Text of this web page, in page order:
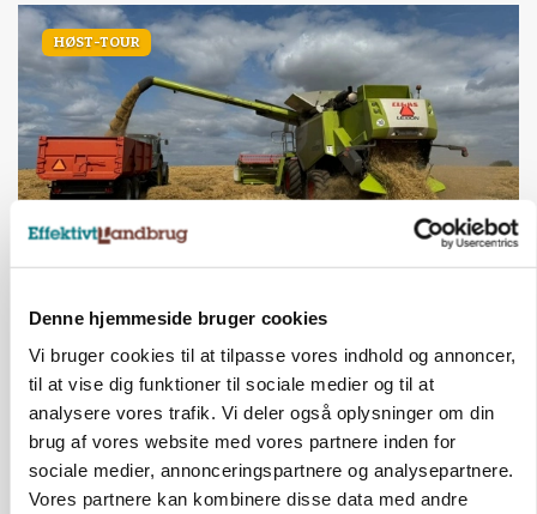
Denne hjemmeside bruger cookies
Vi bruger cookies til at tilpasse vores indhold og annoncer,
til at vise dig funktioner til sociale medier og til at
analysere vores trafik. Vi deler også oplysninger om din
brug af vores website med vores partnere inden for
sociale medier, annonceringspartnere og analysepartnere.
Vores partnere kan kombinere disse data med andre
HØST-TOUR
Danish Agro: Høsten tegner til god kvalitet og
middeludbytter
Annonce
BUSINESS
Finsk startup tager store skridt med
planteprotein: - Ambitionen er at blive en global